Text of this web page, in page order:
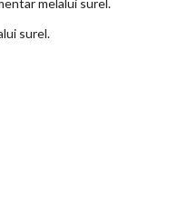
melalui surel.
surel.